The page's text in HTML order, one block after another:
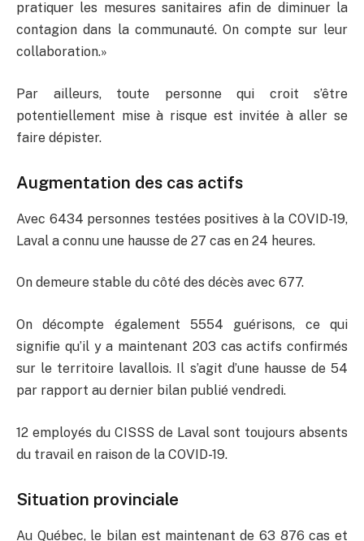
pratiquer les mesures sanitaires afin de diminuer la
contagion dans la communauté. On compte sur leur
collaboration.»
Par ailleurs, toute personne qui croit s’être
potentiellement mise à risque est invitée à aller se
faire dépister.
Augmentation des cas actifs
Avec 6434 personnes testées positives à la COVID-19,
Laval a connu une hausse de 27 cas en 24 heures.
On demeure stable du côté des décès avec 677.
On décompte également 5554 guérisons, ce qui
signifie qu’il y a maintenant 203 cas actifs confirmés
sur le territoire lavallois. Il s’agit d’une hausse de 54
par rapport au dernier bilan publié vendredi.
12 employés du CISSS de Laval sont toujours absents
du travail en raison de la COVID-19.
Situation provinciale
Au Québec, le bilan est maintenant de 63 876 cas et